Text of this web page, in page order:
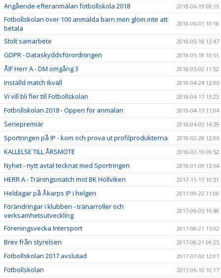
Angående efteranmälan fotbollskola 2018 2018-06-19 08:19
Fotbollskolan över 100 anmälda barn men glöm inte att
betala
2018-06-01 10:18
Stolt samarbete 2018-05-18 12:47
GDPR - Dataskyddsförordningen 2018-05-18 10:51
ÅIF Herr A - DM omgång 3 2018-05-02 11:52
Inställd match ikväll 2018-04-24 12:06
Vi vill bli fler till Fotbollskolan 2018-04-17 13:23
Fotbollskolan 2018 - Öppen för anmälan 2018-04-13 11:04
Seriepremiär 2018-04-03 14:39
Sportringen på IP - kom och prova ut profilprodukterna 2018-02-28 12:06
KALLELSE TILL ÅRSMÖTE 2018-02-19 09:52
Nyhet - nytt avtal tecknat med Sportringen 2018-01-09 13:54
HERR A - Träningsmatch mot BK Höllviken 2017-11-17 10:51
Heldagar på Åkarps IP i helgen 2017-09-22 11:08
Förändringar i klubben - tränarroller och
verksamhetsutveckling
2017-09-05 19:48
Föreningsvecka Intersport 2017-08-21 15:02
Brev från styrelsen 2017-08-21 09:25
Fotbollskolan 2017 avslutad 2017-07-02 12:07
Fotbollskolan 2017-06-10 10:17